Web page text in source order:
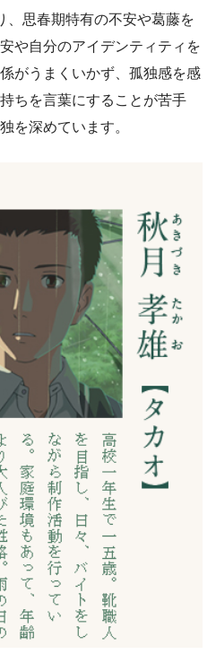
、思春期特有の不安や葛藤を
や自分のアイデンティティを
がうまくいかず、孤独感を感
ちを言葉にすることが苦手
を深めています。